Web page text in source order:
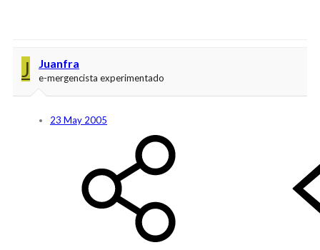
J Juanfra
e-mergencista experimentado
23 May 2005